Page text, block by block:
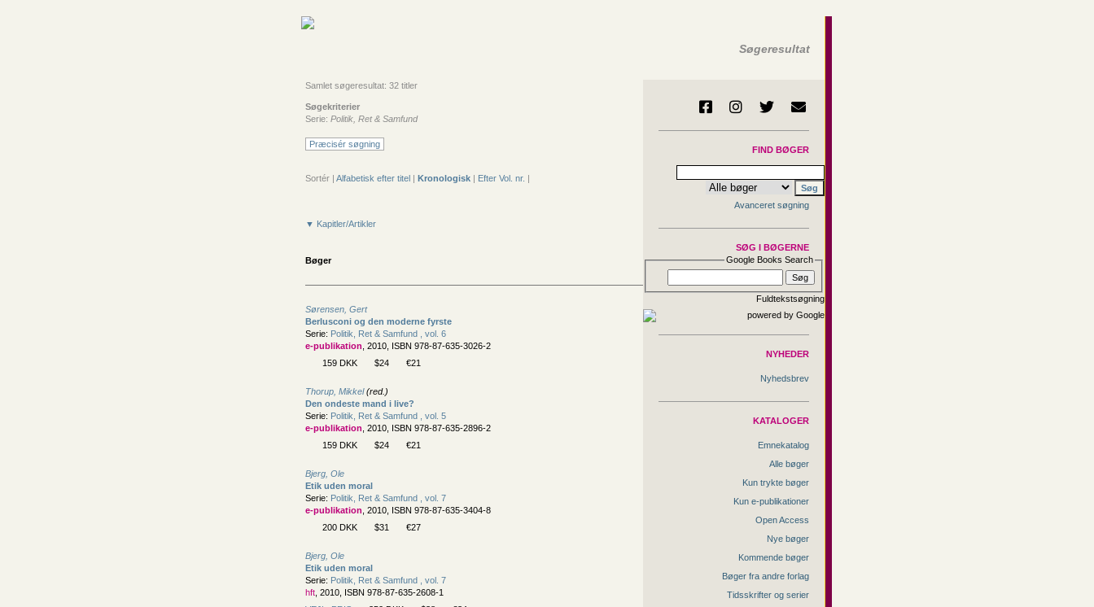
Søgeresultat
Samlet søgeresultat: 32 titler
Søgekriterier
Serie: Politik, Ret & Samfund
Præcisér søgning
Sortér | Alfabetisk efter titel | Kronologisk | Efter Vol. nr. |
▼ Kapitler/Artikler
Bøger
Sørensen, Gert
Berlusconi og den moderne fyrste
Serie: Politik, Ret & Samfund , vol. 6
e-publikation , 2010, ISBN 978-87-635-3026-2
159 DKK
$24 €21
Thorup, Mikkel(red.)
Den ondeste mand i live?
Serie: Politik, Ret & Samfund , vol. 5
e-publikation , 2010, ISBN 978-87-635-2896-2
159 DKK
$24 €21
Bjerg, Ole
Etik uden moral
Serie: Politik, Ret & Samfund , vol. 7
e-publikation , 2010, ISBN 978-87-635-3404-8
200 DKK
$31 €27
Bjerg, Ole
Etik uden moral
Serie: Politik, Ret & Samfund , vol. 7
hft , 2010, ISBN 978-87-635-2608-1
FIND BØGER
Avanceret søgning
SØG I BØGERNE
Google Books Search
Fuldtekstsøgning
NYHEDER
Nyhedsbrev
KATALOGER
Emnekatalog
Alle bøger
Kun trykte bøger
Kun e-publikationer
Open Access
Nye bøger
Kommende bøger
Bøger fra andre forlag
Tidsskrifter og serier